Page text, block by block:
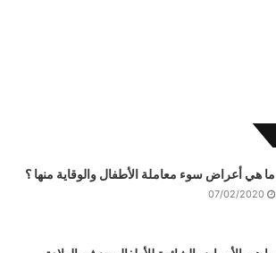
ما هي أعراض سوء معاملة الأطفال والوقاية منها ؟
07/02/2020